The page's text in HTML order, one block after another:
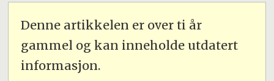
Denne artikkelen er over ti år
gammel og kan inneholde utdatert
informasjon.